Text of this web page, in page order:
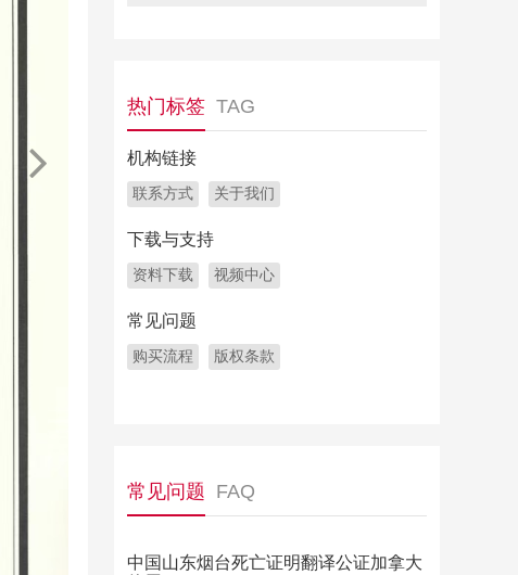
热门标签 TAG
机构链接
联系方式 关于我们
下载与支持
资料下载 视频中心
常见问题
购买流程 版权条款
常见问题 FAQ
中国山东烟台死亡证明翻译公证加拿大